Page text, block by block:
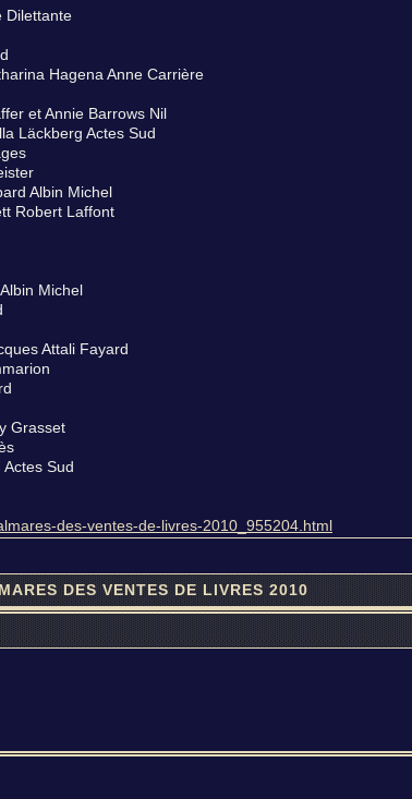
Dilettante
Hagena Anne Carrière
et Annie Barrows Nil
Läckberg Actes Sud
Albin Michel
Robert Laffont
Michel
Attali Fayard
Grasset
Sud
des-ventes-de-livres-2010_955204.html
DES VENTES DE LIVRES 2010